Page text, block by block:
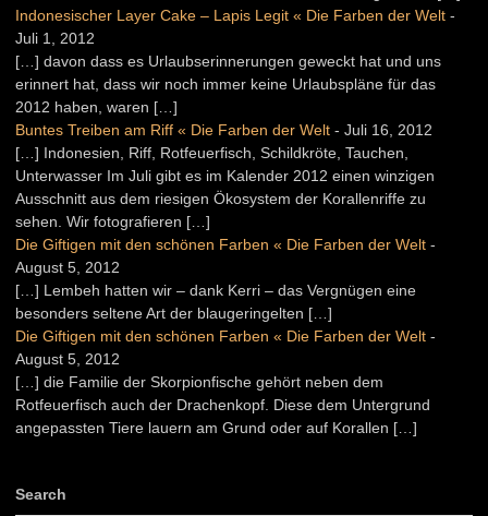
Indonesischer Layer Cake – Lapis Legit « Die Farben der Welt -
Juli 1, 2012
[…] davon dass es Urlaubserinnerungen geweckt hat und uns
erinnert hat, dass wir noch immer keine Urlaubspläne für das
2012 haben, waren […]
Buntes Treiben am Riff « Die Farben der Welt - Juli 16, 2012
[…] Indonesien, Riff, Rotfeuerfisch, Schildkröte, Tauchen,
Unterwasser Im Juli gibt es im Kalender 2012 einen winzigen
Ausschnitt aus dem riesigen Ökosystem der Korallenriffe zu
sehen. Wir fotografieren […]
Die Giftigen mit den schönen Farben « Die Farben der Welt -
August 5, 2012
[…] Lembeh hatten wir – dank Kerri – das Vergnügen eine
besonders seltene Art der blaugeringelten […]
Die Giftigen mit den schönen Farben « Die Farben der Welt -
August 5, 2012
[…] die Familie der Skorpionfische gehört neben dem
Rotfeuerfisch auch der Drachenkopf. Diese dem Untergrund
angepassten Tiere lauern am Grund oder auf Korallen […]
Search